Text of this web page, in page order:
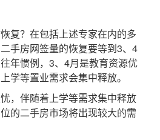
？在包括上述专家在内的多
手房网签量的恢复要等到3、4
年惯例，3、4月是教育资源优
学等置业需求会集中释放。
伴随着上学等需求集中释放
的二手房市场将出现较大的需